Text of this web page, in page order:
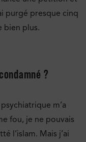
purgé presque cinq
bien plus.
?
m’a
fou, je ne pouvais
l’islam. Mais j’ai